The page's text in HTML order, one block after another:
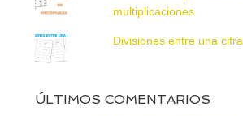
multiplicaciones
Divisiones entre una cifra
ÚLTIMOS COMENTARIOS